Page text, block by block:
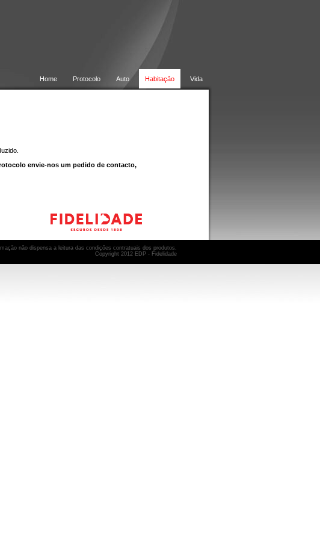
Home Protocolo Auto Habitação Vida
envie-nos um pedido de contacto,
não dispensa a leitura das condições contratuais dos produtos.
Copyright 2012 EDP - Fidelidade